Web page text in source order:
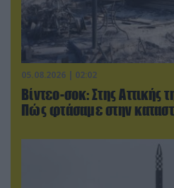
05.08.2026 | 02:02
Βίντεο-σοκ: Στης Αττικής
Πώς φτάσαμε στην